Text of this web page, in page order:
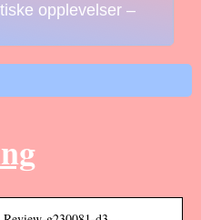
opplevelser –